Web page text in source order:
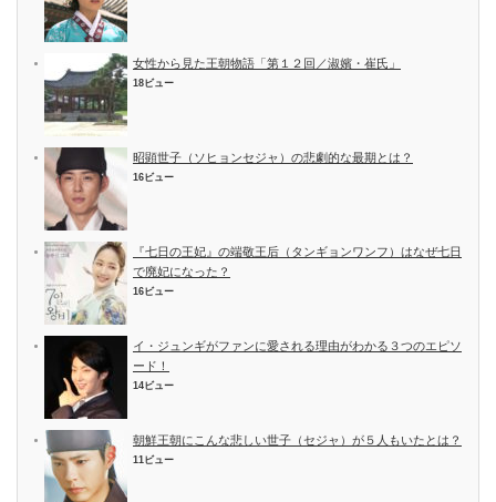
女性から見た王朝物語「第１２回／淑嬪・崔氏」
18ビュー
昭顕世子（ソヒョンセジャ）の悲劇的な最期とは？
16ビュー
『七日の王妃』の端敬王后（タンギョンワンフ）はなぜ七日
で廃妃になった？
16ビュー
イ・ジュンギがファンに愛される理由がわかる３つのエピソ
ード！
14ビュー
朝鮮王朝にこんな悲しい世子（セジャ）が５人もいたとは？
11ビュー